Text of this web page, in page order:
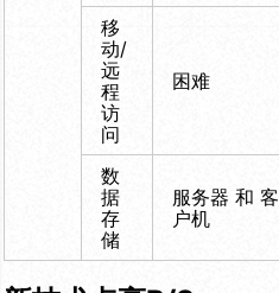
移
动/
远
程
访
问
困难
数
据
存
储
服务器 和 客
户机